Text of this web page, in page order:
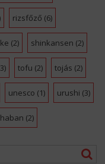
rizsfőző (6)
(2) shinkansen (2)
tofu (2) tojás (2)
unesco (1) urushi (3)
(2)